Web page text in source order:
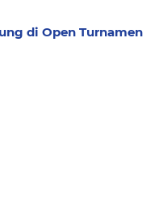
di Open Turnamen